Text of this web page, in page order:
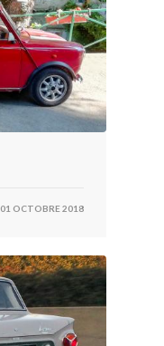
01 OCTOBRE 2018